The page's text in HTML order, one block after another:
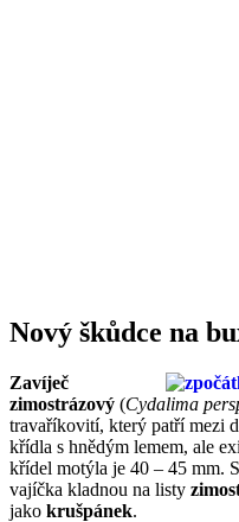
Nový škůdce na
Zavíječ
zimostrázový (Cydalima
travaříkovití, který patří mezi
křídla s hnědým lemem, ale
křídel motýla je 40 – 45 mm.
vajíčka kladnou na listy
jako krušpánek.